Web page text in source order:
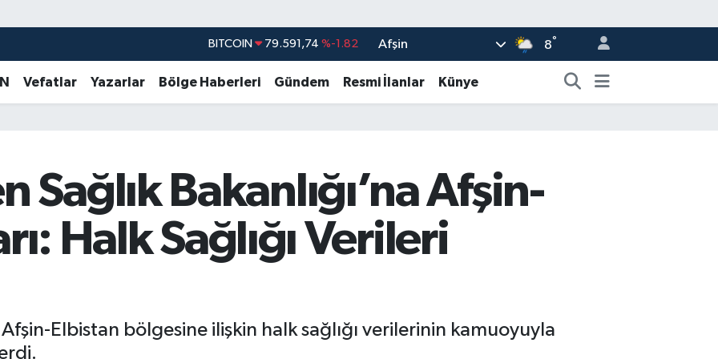
DOLAR 45,43620 %0.02
EURO 53,38690 %0.19
STERLİN 61,60380 %0.18
Afşin 8°
Vefatlar Yazarlar Bölge Haberleri Gündem Resmi İlanlar Künye
Sağlık Bakanlığı’na Afşin-
Halk Sağlığı Verileri
Elbistan bölgesine ilişkin halk sağlığı verilerinin kamuoyuyla